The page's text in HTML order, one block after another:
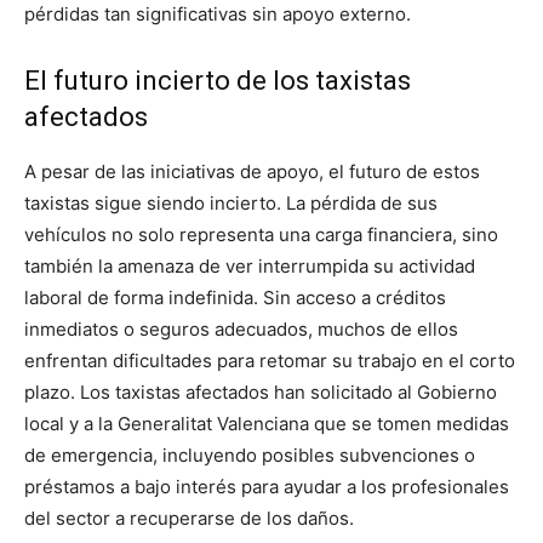
pérdidas tan significativas sin apoyo externo.
El futuro incierto de los taxistas
afectados
A pesar de las iniciativas de apoyo, el futuro de estos
taxistas sigue siendo incierto. La pérdida de sus
vehículos no solo representa una carga financiera, sino
también la amenaza de ver interrumpida su actividad
laboral de forma indefinida. Sin acceso a créditos
inmediatos o seguros adecuados, muchos de ellos
enfrentan dificultades para retomar su trabajo en el corto
plazo. Los taxistas afectados han solicitado al Gobierno
local y a la Generalitat Valenciana que se tomen medidas
de emergencia, incluyendo posibles subvenciones o
préstamos a bajo interés para ayudar a los profesionales
del sector a recuperarse de los daños.